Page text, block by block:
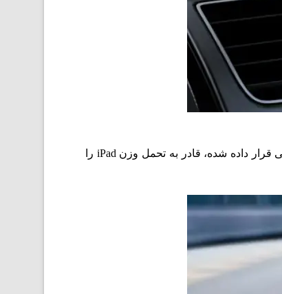
گوشی خود را به نگهدارنده وصل کنید و از ثبات باورنکردنی لذت ببرید. این توسط آهنرباهای نئودیمیوم بسیار موثر، که به درستی قرار داده شده، قادر به تحمل وزن iPad را